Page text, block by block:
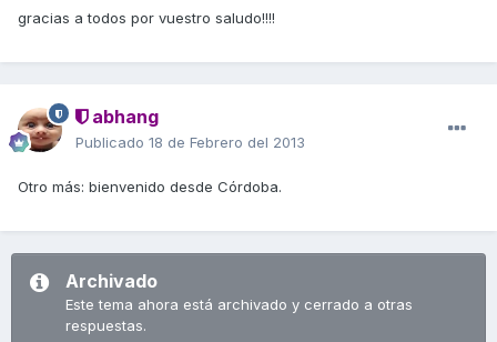
gracias a todos por vuestro saludo!!!!
abhang
Publicado 18 de Febrero del 2013
Otro más: bienvenido desde Córdoba.
Archivado
Este tema ahora está archivado y cerrado a otras
respuestas.